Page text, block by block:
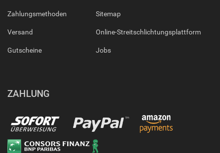
Zahlungsmethoden
Versand
Gutscheine
Sitemap
Online-Streitschlichtungsplattform
Jobs
ZAHLUNG